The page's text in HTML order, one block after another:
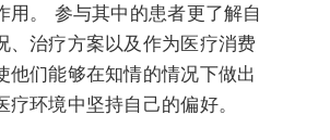
用。 参与其中的患者更了解自
、治疗方案以及作为医疗消费
他们能够在知情的情况下做出
疗环境中坚持自己的偏好。